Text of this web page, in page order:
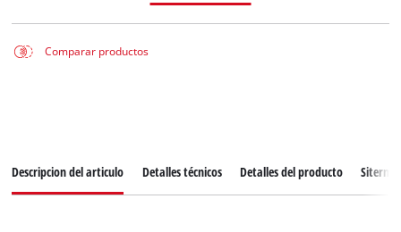
Comparar productos
Descripcion del articulo Detalles técnicos Detalles del producto